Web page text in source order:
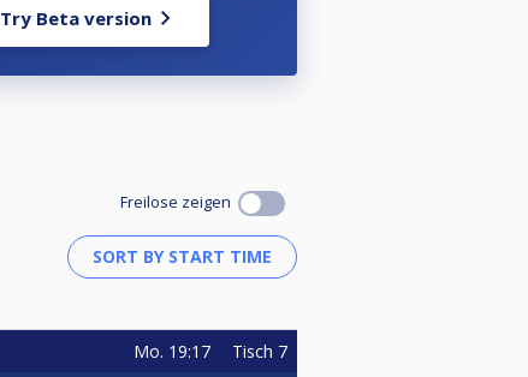
Try Beta version
Freilose zeigen
Mo. 19:17 Tisch 7